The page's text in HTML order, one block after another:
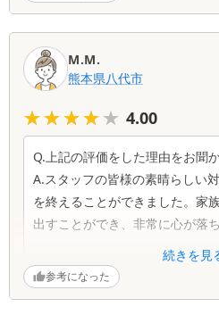
A.どの場面でも落ち着いて対応
に、私たちの希望に丁寧に耳を
てくださったことが印象的でし
りやすく、安心して任せること
Q.改善点はありますか？お気づ
A.改善点は特にございません。
続きを見
M.M.
熊本県八代市
★★★★★
★★★★★ 4.00
Q.上記の評価をした理由をお聞
A.スタッフの皆様の素晴らしい
を終えることができました。家
出すことができ、非常に心が落
Q.担当スタッフの対応ついてお
A.担当していただいたスタッフ
参考になった